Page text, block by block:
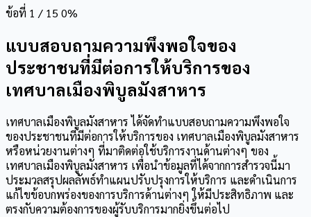
ข้อที่ 1 / 15 0%
แบบสอบถามความพึงพอใจของ
ประชาชนที่มีต่อการให้บริการของ
เทศบาลเมืองพิบูลมังสาหาร
เทศบาลเมืองพิบูลมังสาหาร ได้จัดทำแบบสอบถามความพึงพอใจ
ของประชาชนที่มีต่อการให้บริการของ เทศบาลเมืองพิบูลมังสาหาร
หรือหน่วยงานต่างๆ ที่มาติดต่อใช้บริการงานด้านต่างๆ ของ
เทศบาลเมืองพิบูลมังสาหาร เพื่อนำข้อมูลที่ได้จากการสำรวจนี้มา
ประมวลสรุปผลลัพธ์ทำแผนปรับปรุงการให้บริการ และดำเนินการ
แก้ไขข้อบกพร่องของการบริการด้านต่างๆ ให้มีประสิทธิภาพ และ
ตรงกับความต้องการของผู้รับบริการมากยิ่งขึ้นต่อไป